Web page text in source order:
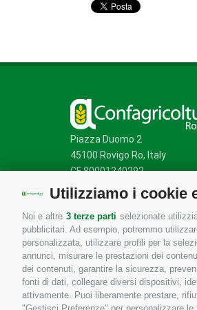
Utilizziamo i cookie
Noi e altre 3 terze parti selezionate
pubblicitari. Ad esempio, potremmo
personalizzata, utilizzare profili per la
annunci, misurare le prestazioni dei
dei contenuti, garantire la sicurezza,
fonti di dati, collegare diversi dispositivi,
attivamente. Puoi liberamente prestare,
Piazza Duomo 2
45100 Rovigo Ro, Italy
CF 80001240292
Mappa del sito/Privacy